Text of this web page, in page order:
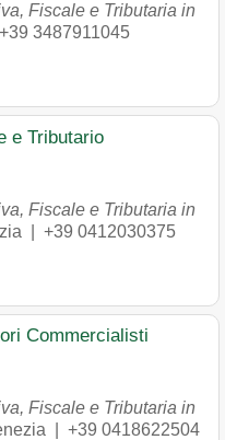
Fiscale e Tributaria in
+39 3487911045
e Tributario
Fiscale e Tributaria in
+39 0412030375
Commercialisti
Fiscale e Tributaria in
+39 0418622504